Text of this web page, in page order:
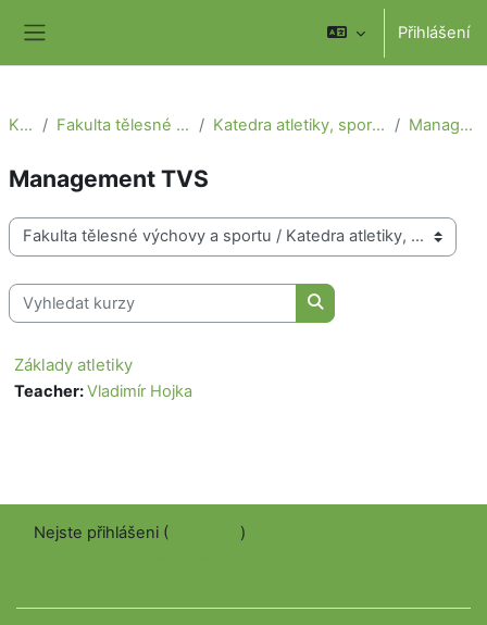
Přihlášení
Kurzy Fakulta tělesné výchovy a sportu Katedra atletiky, sportů a pobytů v přírodě Management TVS
Management TVS
Kategorie kurzů
Vyhledat kurzy
Vyhledat kurzy
Základy atletiky
Teacher:Vladimír Hojka
Nejste přihlášeni (
)